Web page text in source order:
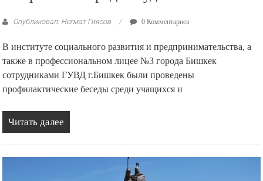
Опубликовал: Негмат Гиясов 0 Комментариев
В институте социального развития и предпринимательства, а
также в профессиональном лицее №3 города Бишкек
сотрудниками ГУВД г.Бишкек были проведены
профилактические беседы среди учащихся и
Читать далее